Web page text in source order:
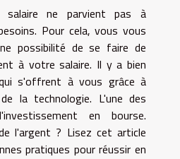
ne parvient pas à
Pour cela, vous vous
possibilité de se faire de
à votre salaire. Il y a bien
s'offrent à vous grâce à
la technologie. L'une des
en bourse.
l'argent ? Lisez cet article
pratiques pour réussir en